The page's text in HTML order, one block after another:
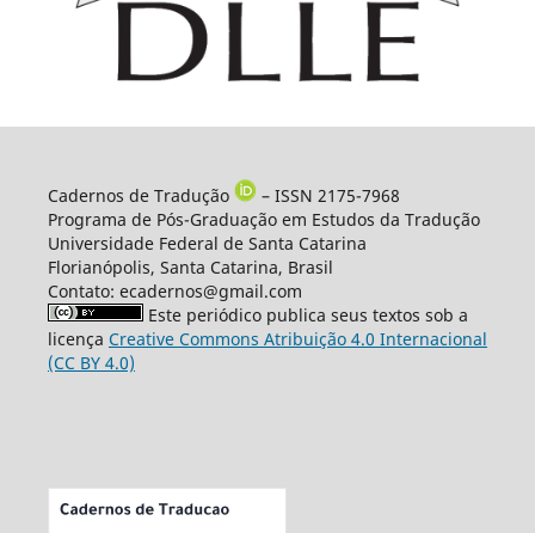
Cadernos de Tradução
– ISSN 2175-7968
Programa de Pós-Graduação em Estudos da Tradução
Universidade Federal de Santa Catarina
Florianópolis, Santa Catarina, Brasil
Contato: ecadernos@gmail.com
Este periódico publica seus textos sob a
licença Creative Commons Atribuição 4.0 Internacional
(CC BY 4.0)